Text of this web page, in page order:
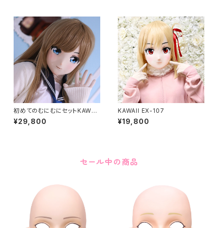
初めてのむにむにセットKAWAII
EX-15
¥29,800
KAWAII EX-107
¥19,800
セール中の商品